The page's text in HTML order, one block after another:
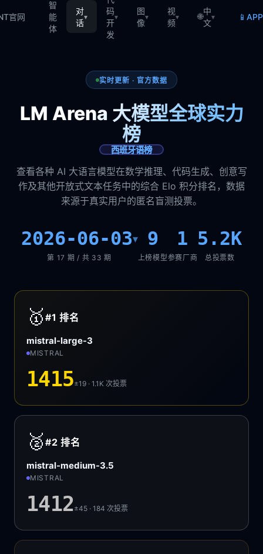
官网
智
能
体
对
话
▾
码
开
发
▾
图
像
▾
视
频
▾ 🌐
中
文
▾ 📱
实时更新 · 官方数据
LM Arena 大模型全球实力
榜
西班牙语榜
查看各种 AI 大语言模型在数学推理、代码生成、创意写
作及其他开放式文本任务中的综合 Elo 积分排名，数据
来源于真实用户的匿名盲测投票。
2026-06-03▾
第 17 期 / 共 33 期
9
上榜模型
1
参赛厂商
5.2K
总投票数
🥇 #1排名
mistral-large-3
MISTRAL
1415±19 · 1.1K次投票
🥈 #2排名
mistral-medium-3.5
MISTRAL
1412±45 · 184次投票